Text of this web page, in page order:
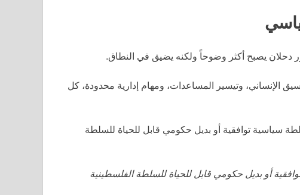
دحلان يصبح أكثر وضوحاً ولكنه يضيق في النطاق.
الإنساني، وتيسير المساعدات، ومهام إدارية محدودة، كل
سياسية توافقية أو بديل حكومي قابل للحياة للسلطة
أو بديل حكومي قابل للحياة للسلطة الفلسطينية